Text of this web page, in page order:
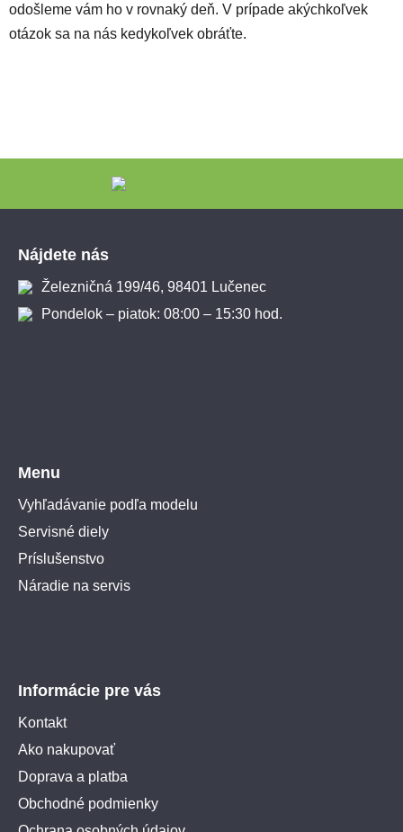
odošleme vám ho v rovnaký deň. V prípade akýchkoľvek
otázok sa na nás kedykoľvek obráťte.
Nájdete nás
Železničná 199/46, 98401 Lučenec
Pondelok – piatok: 08:00 – 15:30 hod.
Menu
Vyhľadávanie podľa modelu
Servisné diely
Príslušenstvo
Náradie na servis
Informácie pre vás
Kontakt
Ako nakupovať
Doprava a platba
Obchodné podmienky